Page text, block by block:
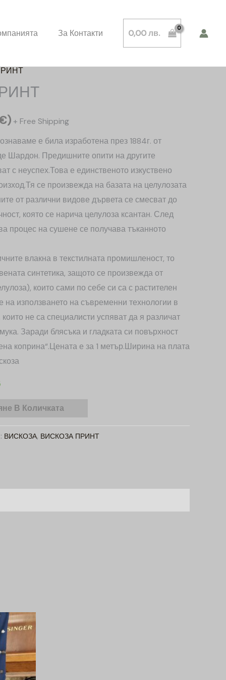
За Контакти 0,00лв.
) + Free Shipping
е била изработена през 1884г. от
Шардон. Предишните опити на другите
с неуспех.Това е единственото изкуствено
се произвежда на базата на целулозата
от различни видове дървета се смесват до
която се нарича целулоза ксантан. След
процес на сушене се получава тъканното
влакна в текстилната промишленост, то
синтетика, защото се произвежда от
които сами по себе си са с растителен
на използването на съвременни технологии в
не са специалисти успяват да я различат
Заради блясъка и гладката си повърхност
коприна“.Цената е за 1 метър.Ширина на плата
В Количката
ВИСКОЗА, ВИСКОЗА ПРИНТ